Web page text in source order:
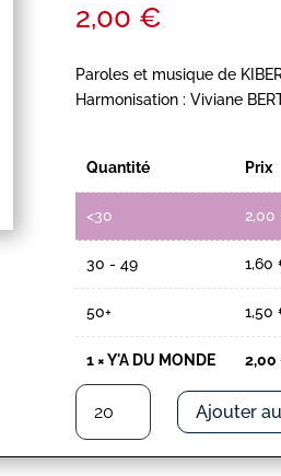
2,00 €
Paroles et musique de
Harmonisation : Viviane
Quantité Prix
<30 2,00
30 - 49 1,60
50+ 1,50
1 ×Y'A DU MONDE 2,00
quantité
Y'A
DU
Ajouter